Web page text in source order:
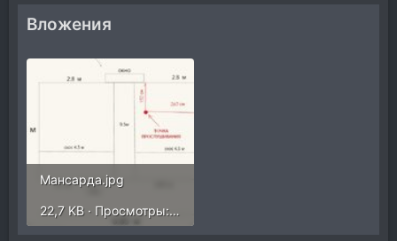
Вложения
Мансарда.jpg
22,7 KB · Просмотры: 222